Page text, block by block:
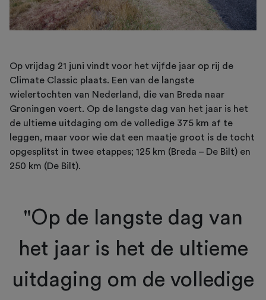
Op vrijdag 21 juni vindt voor het vijfde jaar op rij de
Climate Classic plaats. Een van de langste
wielertochten van Nederland, die van Breda naar
Groningen voert. Op de langste dag van het jaar is het
de ultieme uitdaging om de volledige 375 km af te
leggen, maar voor wie dat een maatje groot is de tocht
opgesplitst in twee etappes; 125 km (Breda – De Bilt) en
250 km (De Bilt).
"Op de langste dag van
het jaar is het de ultieme
uitdaging om de volledige